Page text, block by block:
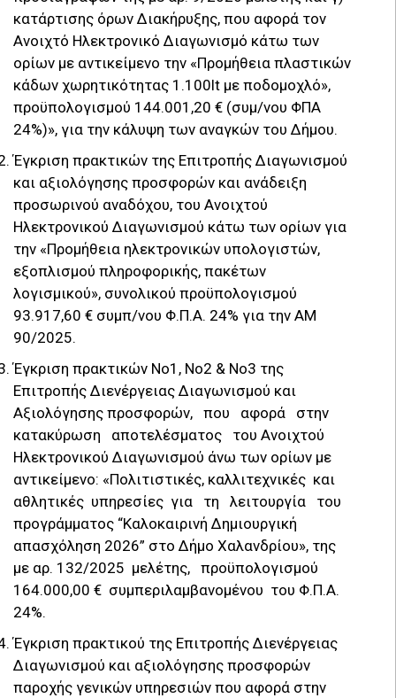
κατάρτισης όρων Διακήρυξης, που αφορά τον
Ανοιχτό Ηλεκτρονικό Διαγωνισμό κάτω των
ορίων με αντικείμενο την «Προμήθεια πλαστικών
κάδων χωρητικότητας 1.100lt με ποδομοχλό»,
προϋπολογισμού 144.001,20 € (συμ/νου ΦΠΑ
24%)», για την κάλυψη των αναγκών του Δήμου.
Έγκριση πρακτικών της Επιτροπής Διαγωνισμού
και αξιολόγησης προσφορών και ανάδειξη
προσωρινού αναδόχου, του Ανοιχτού
Ηλεκτρονικού Διαγωνισμού κάτω των ορίων για
την «Προμήθεια ηλεκτρονικών υπολογιστών,
εξοπλισμού πληροφορικής, πακέτων
λογισμικού», συνολικού προϋπολογισμού
93.917,60 € συμπ/νου Φ.Π.Α. 24% για την ΑΜ
90/2025.
Έγκριση πρακτικών Νο1, Νο2 & Νο3 της
Επιτροπής Διενέργειας Διαγωνισμού και
Αξιολόγησης προσφορών, που αφορά στην
κατακύρωση αποτελέσματος του Ανοιχτού
Ηλεκτρονικού Διαγωνισμού άνω των ορίων με
αντικείμενο: «Πολιτιστικές, καλλιτεχνικές και
αθλητικές υπηρεσίες για τη λειτουργία του
προγράμματος “Καλοκαιρινή Δημιουργική
απασχόληση 2026” στο Δήμο Χαλανδρίου», της
με αρ. 132/2025 μελέτης, προϋπολογισμού
164.000,00 € συμπεριλαμβανομένου του Φ.Π.Α.
24%.
Έγκριση πρακτικού της Επιτροπής Διενέργειας
Διαγωνισμού και αξιολόγησης προσφορών
παροχής γενικών υπηρεσιών που αφορά στην